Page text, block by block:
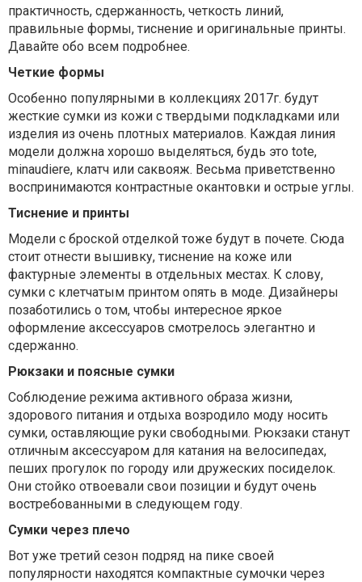
практичность, сдержанность, четкость линий,
правильные формы, тиснение и оригинальные принты.
Давайте обо всем подробнее.
Четкие формы
Особенно популярными в коллекциях 2017г. будут
жесткие сумки из кожи с твердыми подкладками или
изделия из очень плотных материалов. Каждая линия
модели должна хорошо выделяться, будь это tote,
minaudiere, клатч или саквояж. Весьма приветственно
воспринимаются контрастные окантовки и острые углы.
Тиснение и принты
Модели с броской отделкой тоже будут в почете. Сюда
стоит отнести вышивку, тиснение на коже или
фактурные элементы в отдельных местах. К слову,
сумки с клетчатым принтом опять в моде. Дизайнеры
позаботились о том, чтобы интересное яркое
оформление аксессуаров смотрелось элегантно и
сдержанно.
Рюкзаки и поясные сумки
Соблюдение режима активного образа жизни,
здорового питания и отдыха возродило моду носить
сумки, оставляющие руки свободными. Рюкзаки станут
отличным аксессуаром для катания на велосипедах,
пеших прогулок по городу или дружеских посиделок.
Они стойко отвоевали свои позиции и будут очень
востребованными в следующем году.
Сумки через плечо
Вот уже третий сезон подряд на пике своей
популярности находятся компактные сумочки через